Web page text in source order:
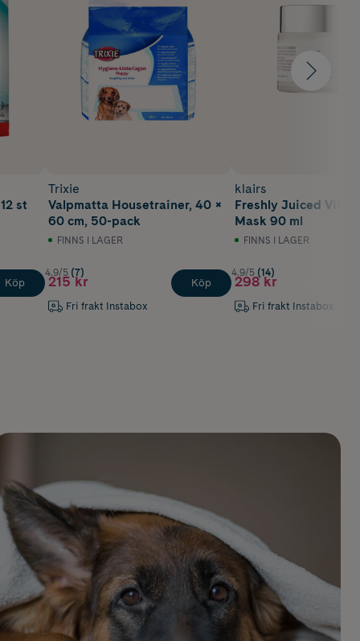
st
Köp
Trixie
Valpmatta Housetrainer, 40 ×
60 cm, 50-pack
FINNS I LAGER
4.9/5 (7)
215 kr
Fri frakt Instabox
Köp
klairs
Freshly Juiced
Mask 90 ml
FINNS I LAGER
4.9/5 (14)
298 kr
Fri frakt Instabox